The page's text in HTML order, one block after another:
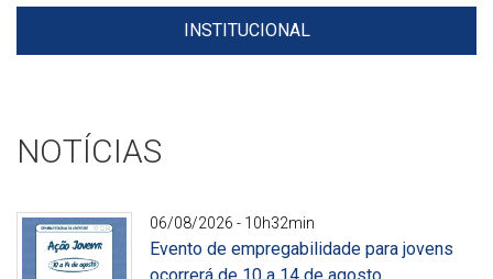
INSTITUCIONAL
NOTÍCIAS
06/08/2026 - 10h32min
Evento de empregabilidade para jovens